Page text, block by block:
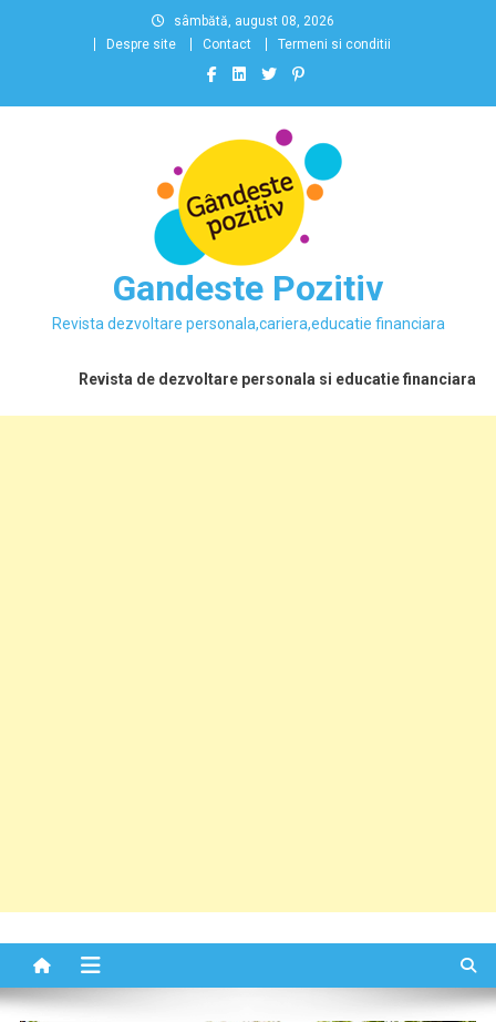
sâmbătă, august 08, 2026
Despre site
Contact Termeni si conditii
Gandeste Pozitiv
Revista dezvoltare personala,cariera,educatie financiara
Revista de dezvoltare personala si educatie financiara